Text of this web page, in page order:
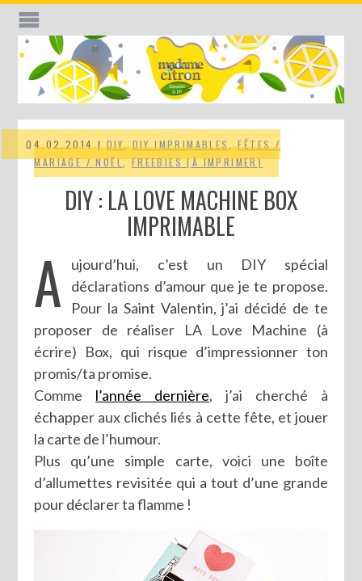
04.02.2014 |DIY,DIY IMPRIMABLES,FÊTES /
MARIAGE / NOËL,FREEBIES (À IMPRIMER)
DIY : LA LOVE MACHINE BOX
IMPRIMABLE
A
ujourd’hui, c’est un DIY spécial
déclarations d’amour que je te propose.
Pour la Saint Valentin, j’ai décidé de te
proposer de réaliser LA Love Machine (à
écrire) Box, qui risque d’impressionner ton
promis/ta promise.
Comme l’année dernière, j’ai cherché à
échapper aux clichés liés à cette fête, et jouer
la carte de l’humour.
Plus qu’une simple carte, voici une boîte
d’allumettes revisitée qui a tout d’une grande
pour déclarer ta flamme !